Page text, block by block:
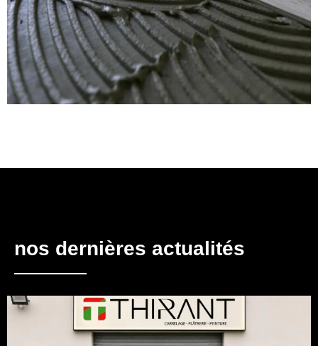
nos dernières actualités